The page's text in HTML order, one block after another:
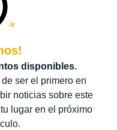
disponibles.
ser el primero en
noticias sobre este
lugar en el próximo